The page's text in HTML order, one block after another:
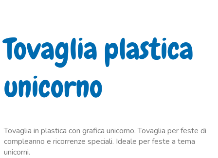
Tovaglia plastica
unicorno
Tovaglia in plastica con grafica unicorno. Tovaglia per feste di
compleanno e ricorrenze speciali. Ideale per feste a tema
unicorni.